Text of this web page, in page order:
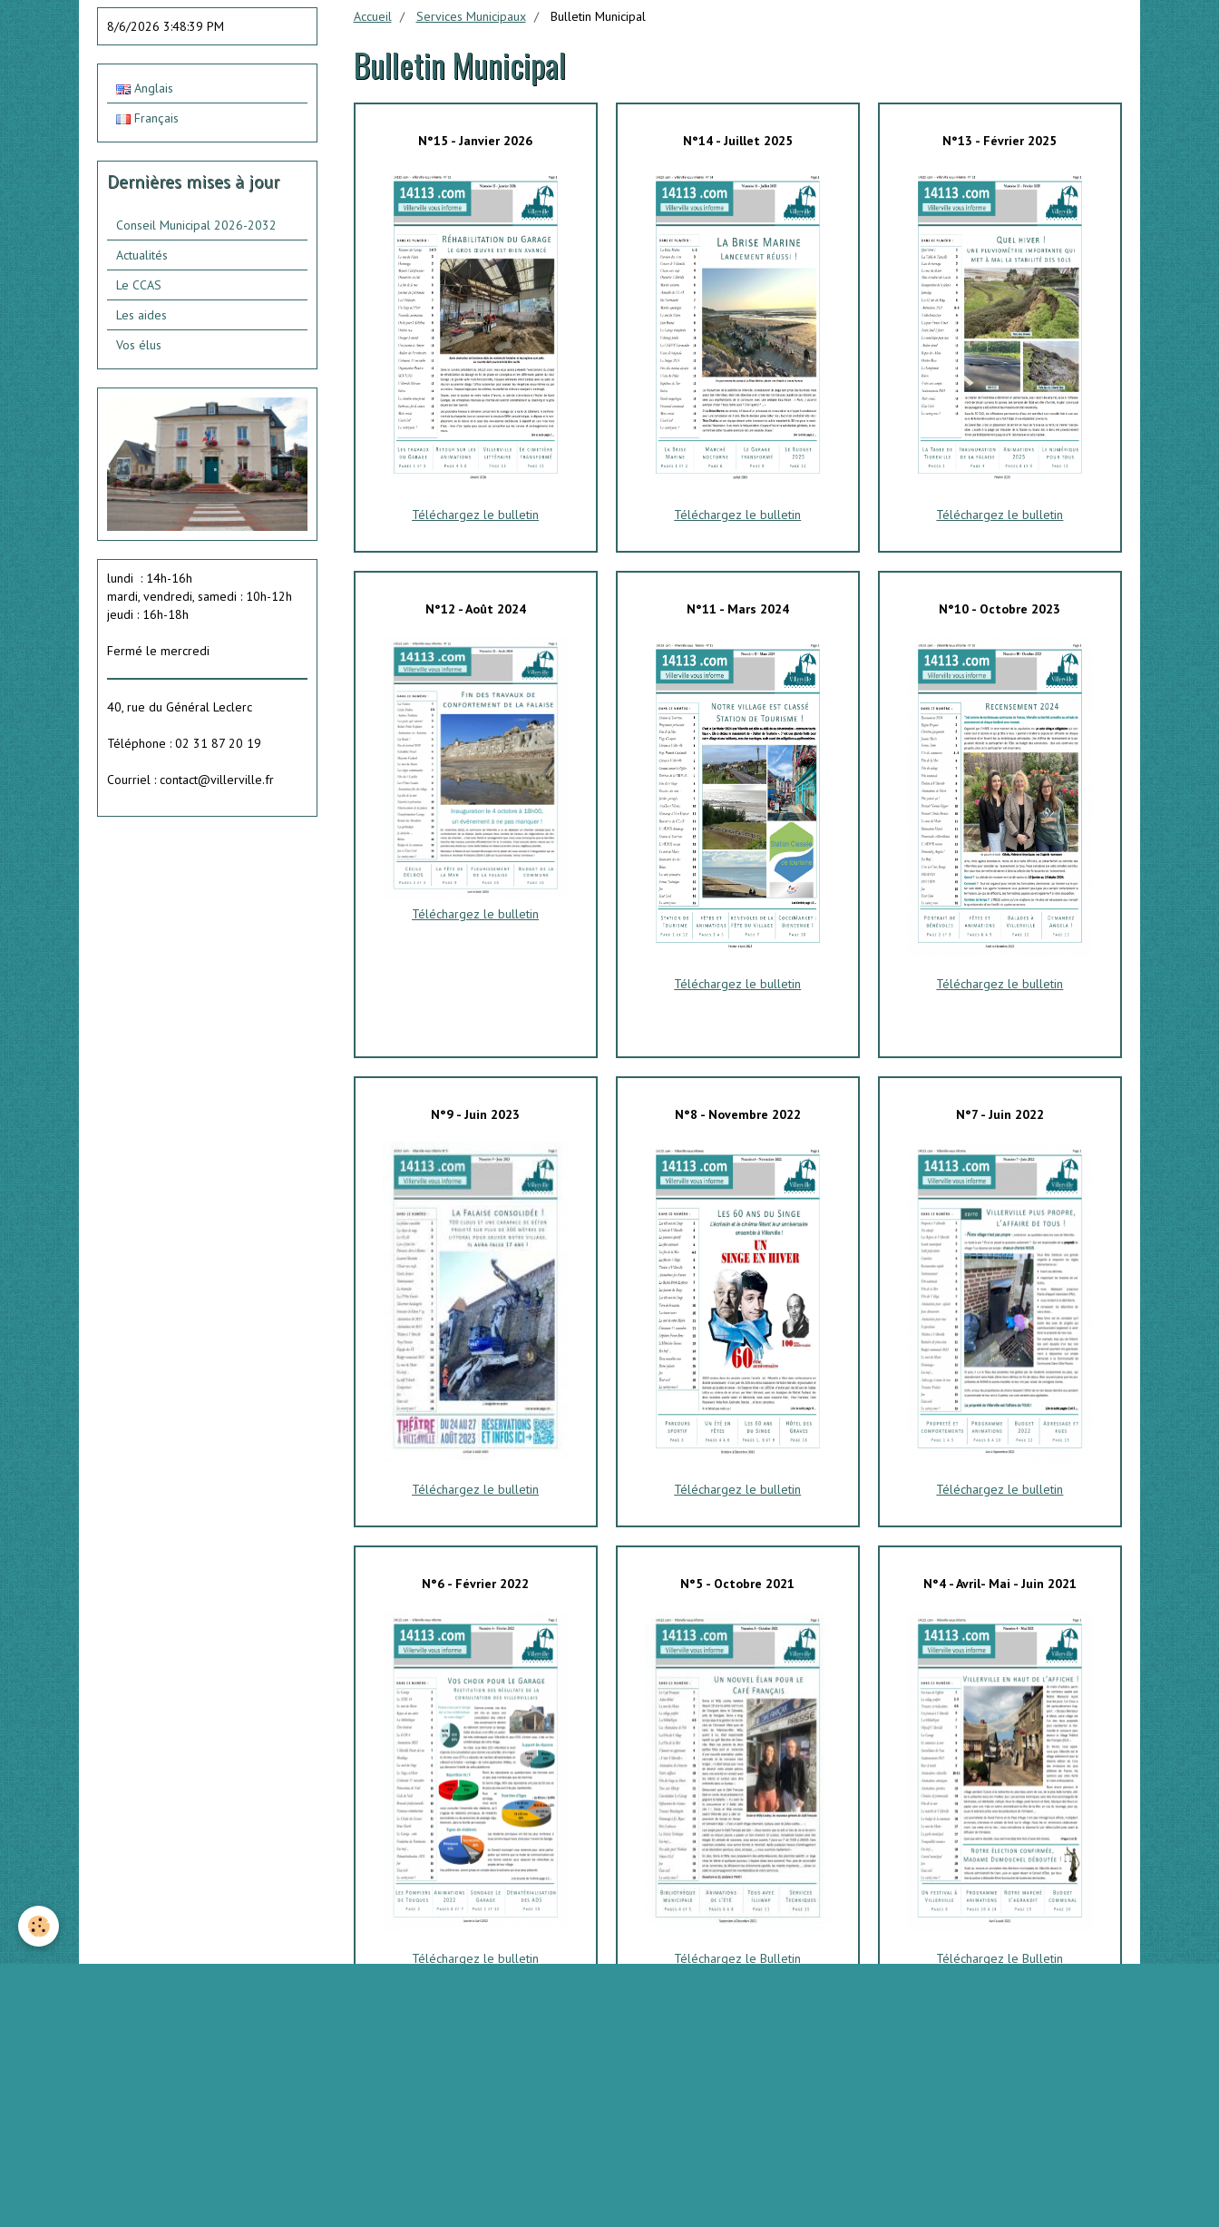
Accueil Services Municipaux Bulletin Municipal
Bulletin Municipal
N°15 - Janvier 2026
Téléchargez le bulletin
N°14 - Juillet 2025
Téléchargez le bulletin
N°13 - Février 2025
Téléchargez le bulletin
N°12 - Août 2024
Téléchargez le bulletin
N°11 - Mars 2024
Téléchargez le bulletin
N°10 - Octobre 2023
Téléchargez le bulletin
N°9 - Juin 2023
Téléchargez le bulletin
N°8 - Novembre 2022
Téléchargez le bulletin
N°7 - Juin 2022
Téléchargez le bulletin
N°6 - Février 2022
Téléchargez le bulletin
N°5 - Octobre 2021
Téléchargez le Bulletin
N°4 - Avril- Mai - Juin 2021
Téléchargez le Bulletin
8/6/2026 3:48:39 PM
Anglais
Français
Dernières mises à jour
Conseil Municipal 2026-2032
Actualités
Le CCAS
Les aides
Vos élus
lundi : 14h-16h
mardi, vendredi, samedi : 10h-12h
jeudi : 16h-18h
Fermé le mercredi
40, rue du Général Leclerc
Téléphone : 02 31 87 20 19
Courriel : contact@villerville.fr